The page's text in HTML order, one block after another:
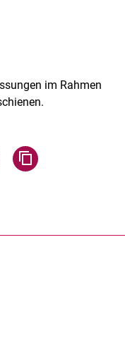
im Rahmen
teilen
WhatsApp teilen
Seite über Facebook